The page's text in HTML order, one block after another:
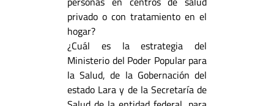
privado o con tratamiento en el
hogar?
¿Cuál es la estrategia del
Ministerio del Poder Popular para
la Salud, de la Gobernación del
estado Lara y de la Secretaría de